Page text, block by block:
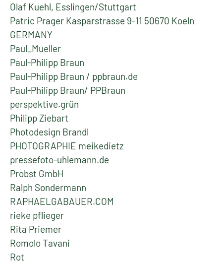
Olaf Kuehl, Esslingen/Stuttgart
Patric Prager Kasparstrasse 9-11 50670 Koeln
GERMANY
Paul_Mueller
Paul-Philipp Braun
Paul-Philipp Braun / ppbraun.de
Paul-Philipp Braun/ PPBraun
perspektive.grün
Philipp Ziebart
Photodesign Brandl
PHOTOGRAPHIE meikedietz
pressefoto-uhlemann.de
Probst GmbH
Ralph Sondermann
RAPHAELGABAUER.COM
rieke pflieger
Rita Priemer
Romolo Tavani
Rot